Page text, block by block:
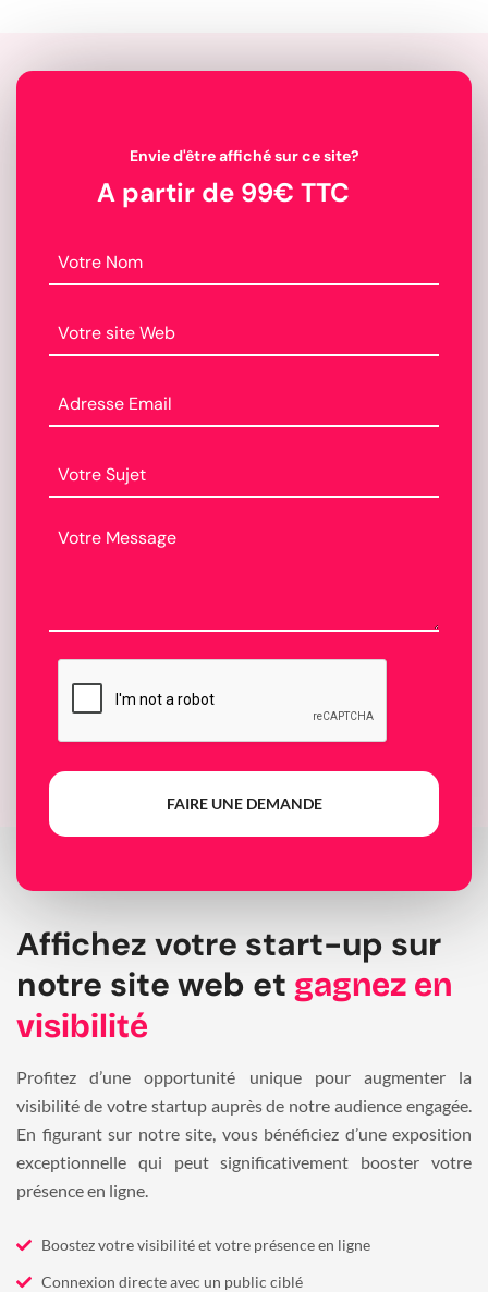
Envie d'être affiché sur ce site?
A partir de 99€ TTC
FAIRE UNE DEMANDE
Affichez votre start-up sur
notre site web et gagnez en
visibilité
Profitez d’une opportunité unique pour augmenter la
visibilité de votre startup auprès de notre audience engagée.
En figurant sur notre site, vous bénéficiez d’une exposition
exceptionnelle qui peut significativement booster votre
présence en ligne.
Boostez votre visibilité et votre présence en ligne
Connexion directe avec un public ciblé